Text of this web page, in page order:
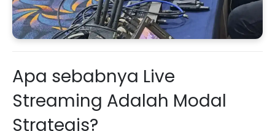
Apa sebabnya Live
Streaming Adalah Modal
Strategis?